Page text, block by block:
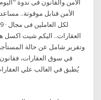
الأمن والقانون فى ندوة
الأمن قنابل موقوتة..
العقارات.. اليكم شيت اكسل
وتقرير شامل عن حالة
في سوق العقارات، فقانون
يُطبق في الغالب علي